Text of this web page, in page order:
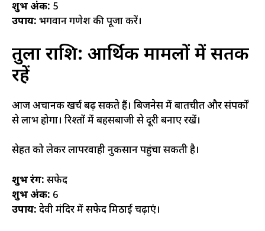
शुभ अंक: 5
उपाय: भगवान गणेश की पूजा करें।
तुला राशि: आर्थिक मामलों में सतर्क
रहें
आज अचानक खर्च बढ़ सकते हैं। बिजनेस में बातचीत और संपर्कों
से लाभ होगा। रिश्तों में बहसबाजी से दूरी बनाए रखें।
सेहत को लेकर लापरवाही नुकसान पहुंचा सकती है।
शुभ रंग: सफेद
शुभ अंक: 6
उपाय: देवी मंदिर में सफेद मिठाई चढ़ाएं।